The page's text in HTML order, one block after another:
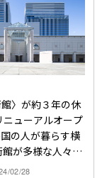
館〉が約３年の休
ニューアルオープ
が多様な人々
”とは
02/28